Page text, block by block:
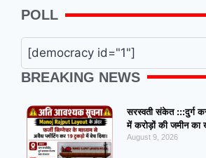
POLL
[democracy id="1"]
BREAKING NEWS
सरस्वती संकेत :::दुर्ग
में करोड़ों की जमीन का
August 9, 2026